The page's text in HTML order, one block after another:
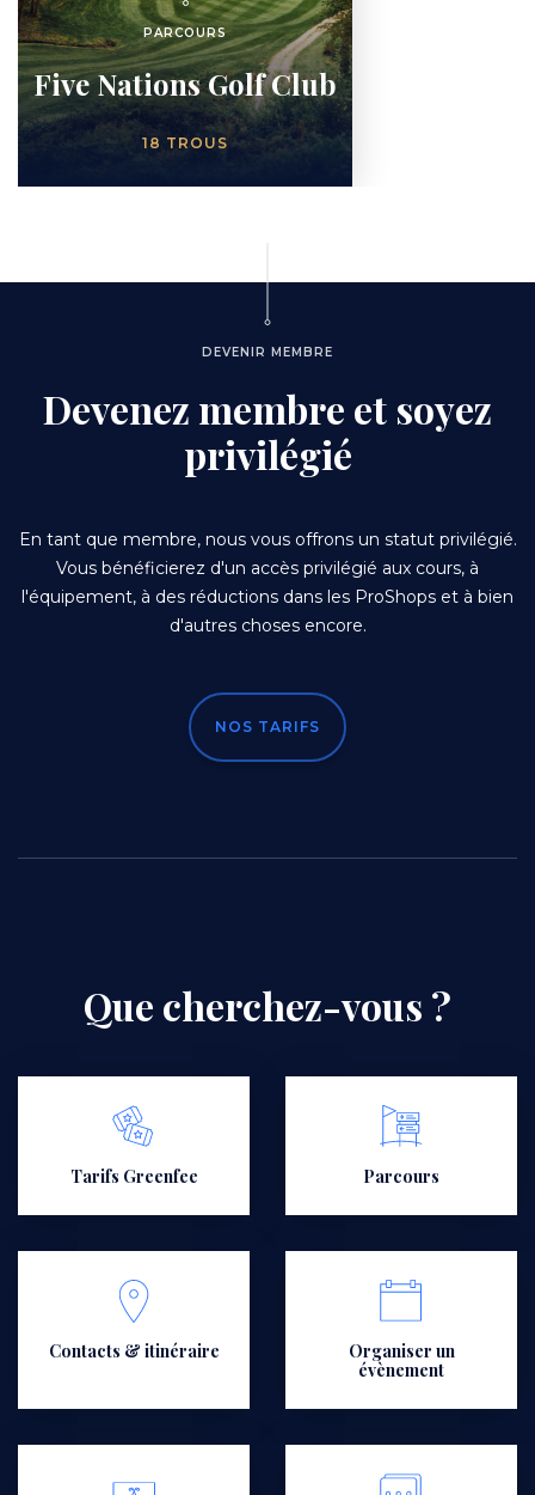
PARCOURS
Five Nations Golf Club
18 TROUS
DEVENIR MEMBRE
Devenez membre et soyez
privilégié
En tant que membre, nous vous offrons un statut privilégié.
Vous bénéficierez d'un accès privilégié aux cours, à
l'équipement, à des réductions dans les ProShops et à bien
d'autres choses encore.
NOS TARIFS
Que cherchez-vous ?
Tarifs Greenfee Parcours
Contacts & itinéraire
Organiser un
évènement